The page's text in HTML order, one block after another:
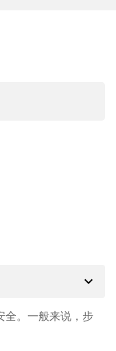
expand_more
全。一般来说，步